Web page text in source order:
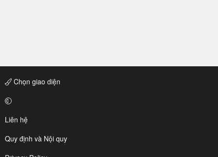
Chọn giao diện
Liên hệ
Quy định và Nội quy